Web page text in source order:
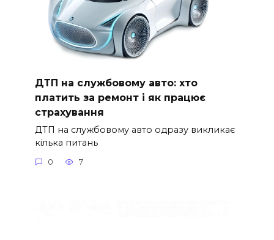
ДТП на службовому авто: хто
платить за ремонт і як працює
страхування
ДТП на службовому авто одразу викликає
кілька питань
0 7